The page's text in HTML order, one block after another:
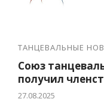
ТАНЦЕВАЛЬНЫЕ
Союз
получил
27.08.2025